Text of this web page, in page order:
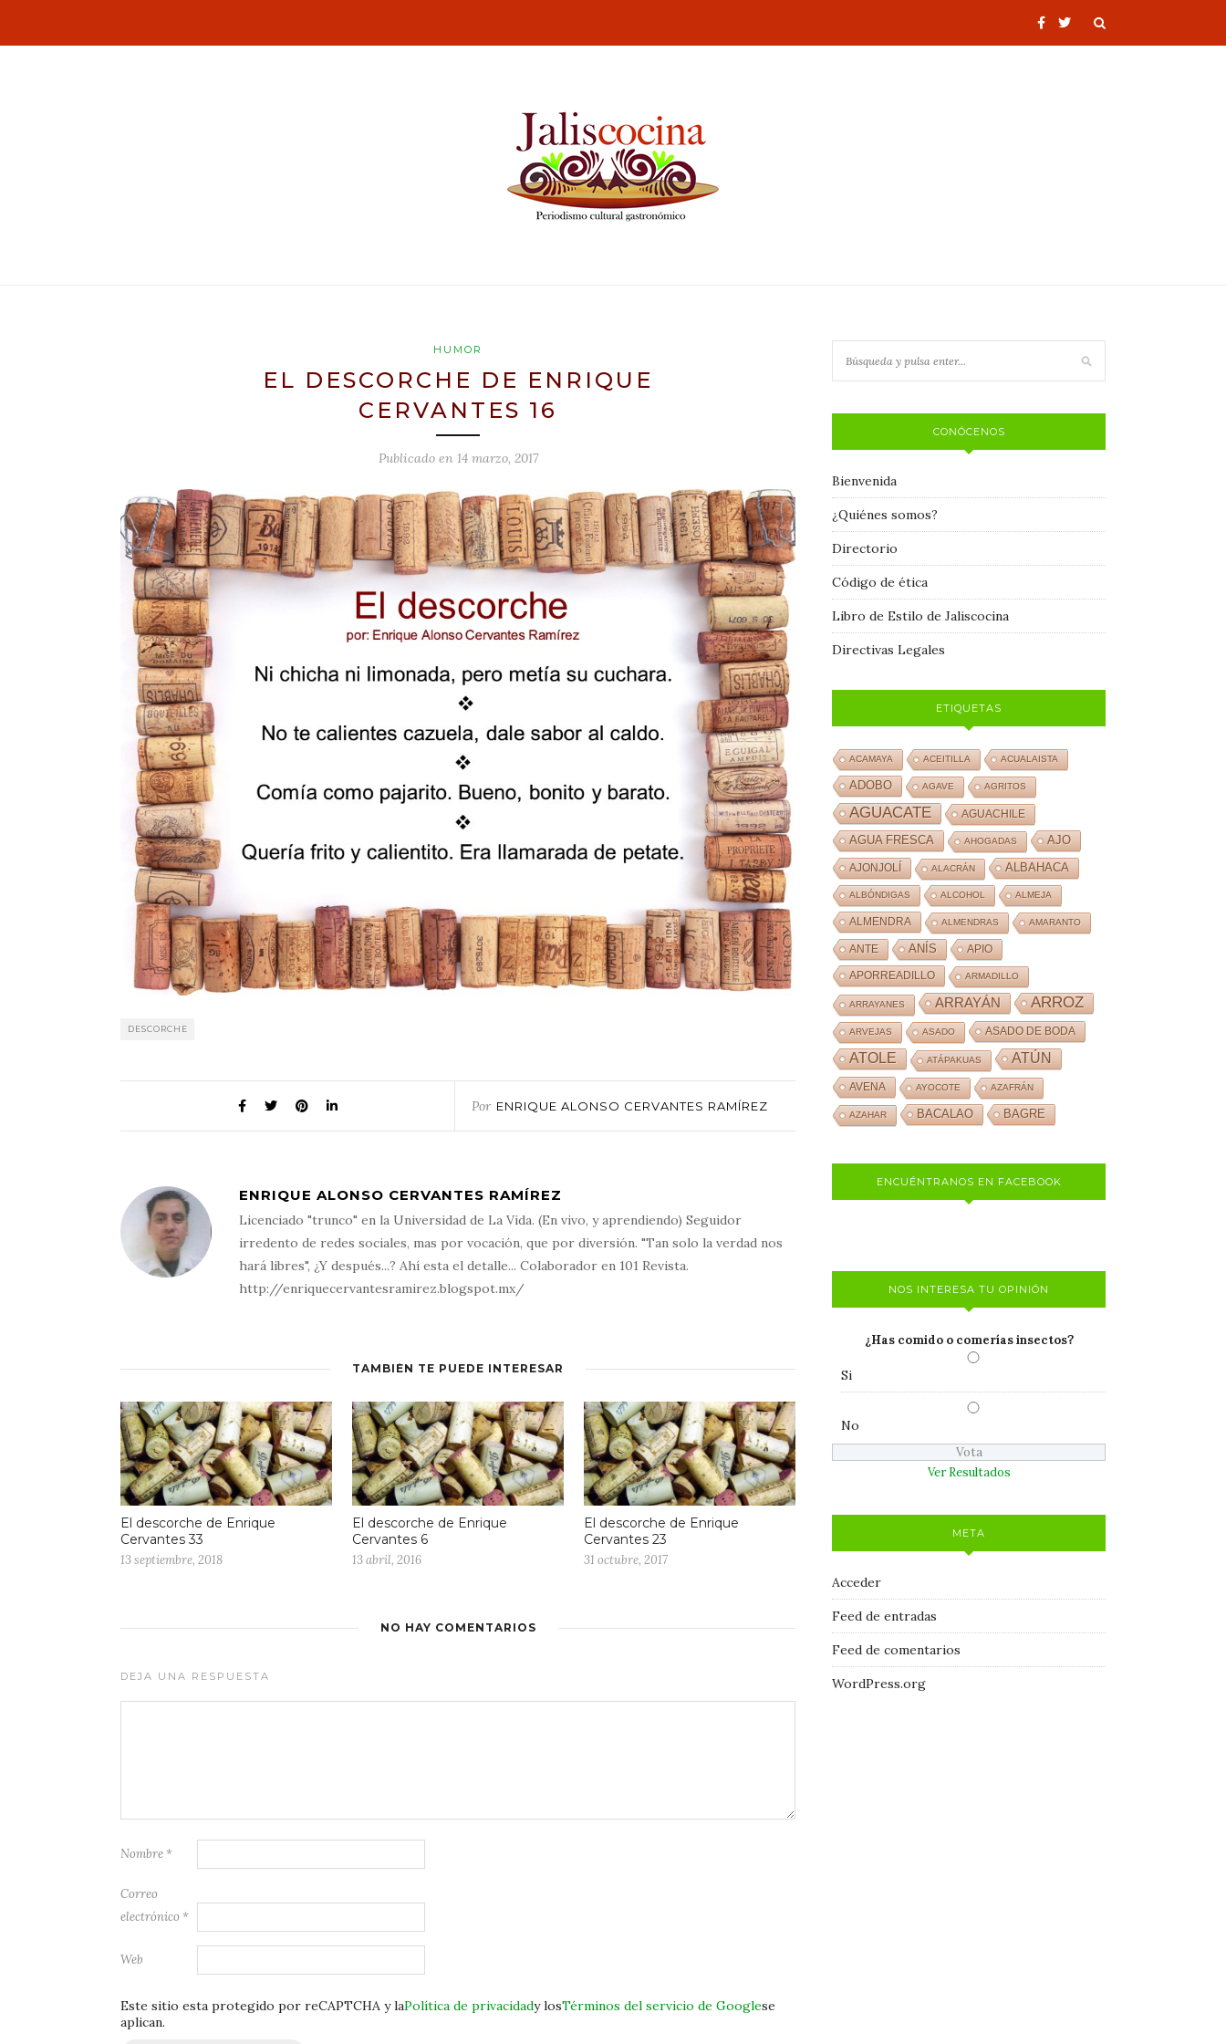
HUMOR
EL DESCORCHE DE ENRIQUE
CERVANTES 16
Publicado en 14 marzo, 2017
DESCORCHE
Por ENRIQUE ALONSO CERVANTES RAMÍREZ
ENRIQUE ALONSO CERVANTES RAMÍREZ
Licenciado "trunco" en la Universidad de La Vida. (En vivo, y aprendiendo) Seguidor
irredento de redes sociales, mas por vocación, que por diversión. "Tan solo la verdad nos
hará libres", ¿Y después...? Ahí esta el detalle... Colaborador en 101 Revista.
http://enriquecervantesramirez.blogspot.mx/
TAMBIÉN TE PUEDE INTERESAR
El descorche de Enrique
Cervantes 33
13 septiembre, 2018
El descorche de Enrique
Cervantes 6
13 abril, 2016
El descorche de Enrique
Cervantes 23
31 octubre, 2017
NO HAY COMENTARIOS
DEJA UNA RESPUESTA
Nombre *
Correo
electrónico *
Web
Este sitio esta protegido por reCAPTCHA y laPolítica de privacidady losTérminos del servicio de Googlese
aplican.
CONÓCENOS
Bienvenida
¿Quiénes somos?
Directorio
Código de ética
Libro de Estilo de Jaliscocina
Directivas Legales
ETIQUETAS
ACAMAYA ACEITILLA ACUALAISTA
ADOBO AGAVE AGRITOS
AGUACATE AGUACHILE
AGUA FRESCA AHOGADAS AJO
AJONJOLÍ ALACRÁN ALBAHACA
ALBÓNDIGAS ALCOHOL ALMEJA
ALMENDRA ALMENDRAS AMARANTO
ANTE ANÍS APIO
APORREADILLO ARMADILLO
ARRAYANES ARRAYÁN ARROZ
ARVEJAS ASADO ASADO DE BODA
ATOLE ATÁPAKUAS ATÚN
AVENA AYOCOTE AZAFRÁN
AZAHAR BACALAO BAGRE
ENCUÉNTRANOS EN FACEBOOK
NOS INTERESA TU OPINIÓN
¿Has comido o comerías insectos?
Si
No
Ver Resultados
META
Acceder
Feed de entradas
Feed de comentarios
WordPress.org